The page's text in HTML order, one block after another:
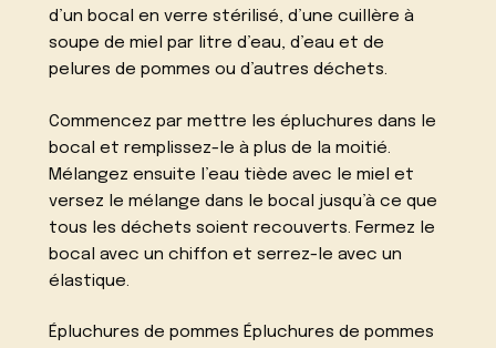
d’un bocal en verre stérilisé, d’une cuillère à
soupe de miel par litre d’eau, d’eau et de
pelures de pommes ou d’autres déchets.
Commencez par mettre les épluchures dans le
bocal et remplissez-le à plus de la moitié.
Mélangez ensuite l’eau tiède avec le miel et
versez le mélange dans le bocal jusqu’à ce que
tous les déchets soient recouverts. Fermez le
bocal avec un chiffon et serrez-le avec un
élastique.
Épluchures de pommes Épluchures de pommes